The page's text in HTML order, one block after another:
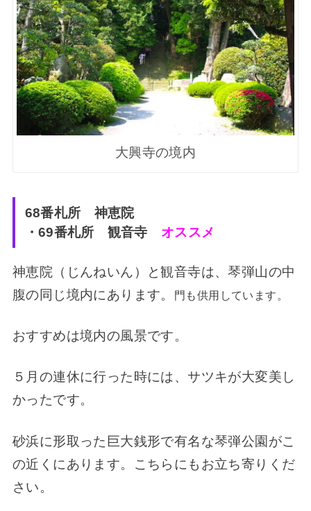
大興寺の境内
68番札所 神恵院
・69番札所 観音寺 オススメ
神恵院（じんねいん）と観音寺は、琴弾山の中
腹の同じ境内にあります。
門も供用しています。
おすすめは境内の風景です。
５月の連休に行った時には、サツキが大変美し
かったです。
砂浜に形取った巨大銭形で有名な琴弾公園がこ
の近くにあります。こちらにもお立ち寄りくだ
さい。